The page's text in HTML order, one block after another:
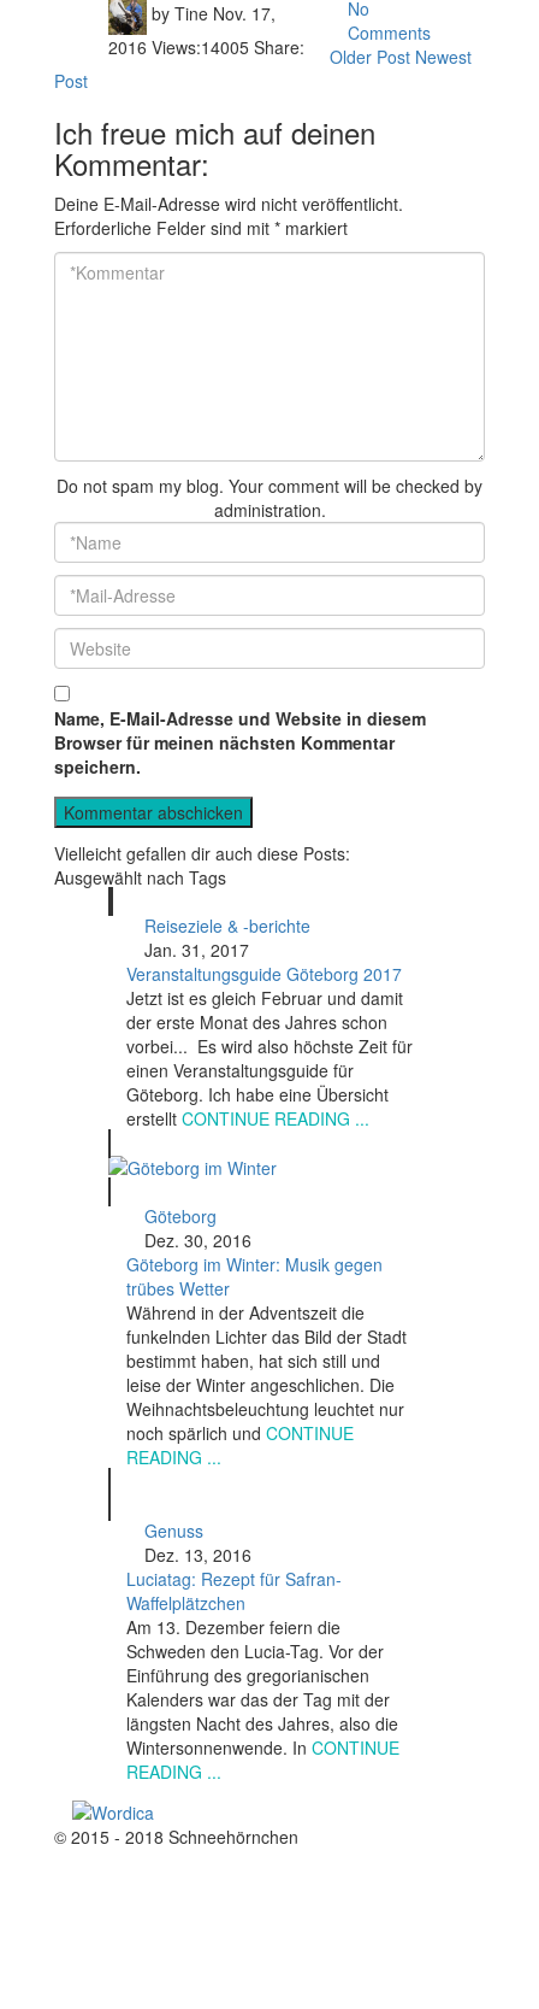
by Tine Nov. 17,
2016 Views:14005 Share:
No
Comments
Older Post Newest
Post
Ich freue mich auf deinen
Kommentar:
Deine E-Mail-Adresse wird nicht veröffentlicht.
Erforderliche Felder sind mit * markiert
Do not spam my blog. Your comment will be checked by
administration.
Name, E-Mail-Adresse und Website in diesem
Browser für meinen nächsten Kommentar
speichern.
Vielleicht gefallen dir auch diese Posts:
Ausgewählt nach Tags
Reiseziele & -berichte
Jan. 31, 2017
Veranstaltungsguide Göteborg 2017
Jetzt ist es gleich Februar und damit
der erste Monat des Jahres schon
vorbei... Es wird also höchste Zeit für
einen Veranstaltungsguide für
Göteborg. Ich habe eine Übersicht
erstellt CONTINUE READING ...
Göteborg
Dez. 30, 2016
Göteborg im Winter: Musik gegen
trübes Wetter
Während in der Adventszeit die
funkelnden Lichter das Bild der Stadt
bestimmt haben, hat sich still und
leise der Winter angeschlichen. Die
Weihnachtsbeleuchtung leuchtet nur
noch spärlich und CONTINUE
READING ...
Genuss
Dez. 13, 2016
Luciatag: Rezept für Safran-
Waffelplätzchen
Am 13. Dezember feiern die
Schweden den Lucia-Tag. Vor der
Einführung des gregorianischen
Kalenders war das der Tag mit der
längsten Nacht des Jahres, also die
Wintersonnenwende. In CONTINUE
READING ...
© 2015 - 2018 Schneehörnchen